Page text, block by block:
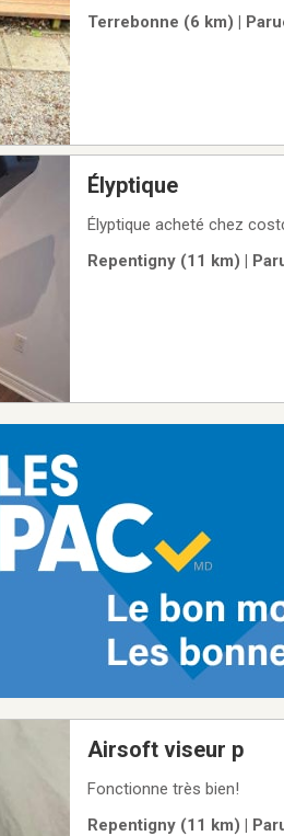
Terrebonne (6 km) |
Élyptique
Élyptique acheté chez
Repentigny (11 km) |
Airsoft viseur p
Fonctionne très bien!
Repentigny (11 km) |